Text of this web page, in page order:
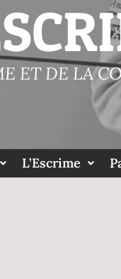
ET DE LA
L’Escrime